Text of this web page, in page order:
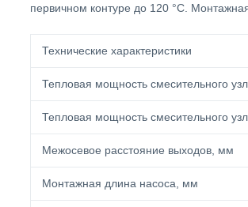
первичном контуре до 120 °С.
Технические характеристики
Тепловая мощность смесительного
Тепловая мощность смесительного
Межосевое расстояние выходов, мм
Монтажная длина насоса, мм